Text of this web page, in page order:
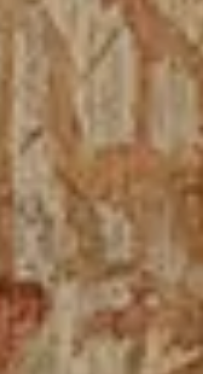
Book